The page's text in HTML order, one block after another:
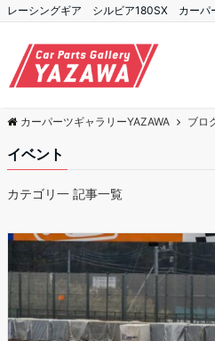
レーシングギア シルビア180SX カーパ
カーパーツギャラリーYAZAWA ブロ
イベント
カテゴリ一 記事一覧